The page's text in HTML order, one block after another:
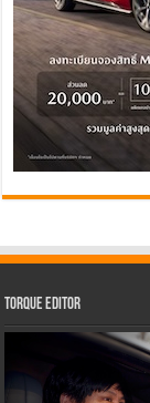
Torque Editor